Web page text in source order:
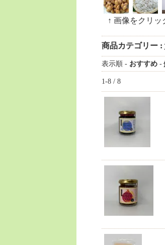
↑ 画像をクリ
商品カテゴリー :
表示順 - おすすめ-
1-8 / 8